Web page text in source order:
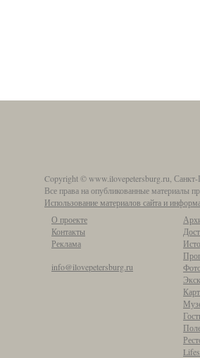
Copyright © www.ilovepetersburg.ru, Санкт-
Все права на опубликованные материалы
Использование материалов сайта и
О проекте
Контакты
Реклама
info@ilovepetersburg.ru